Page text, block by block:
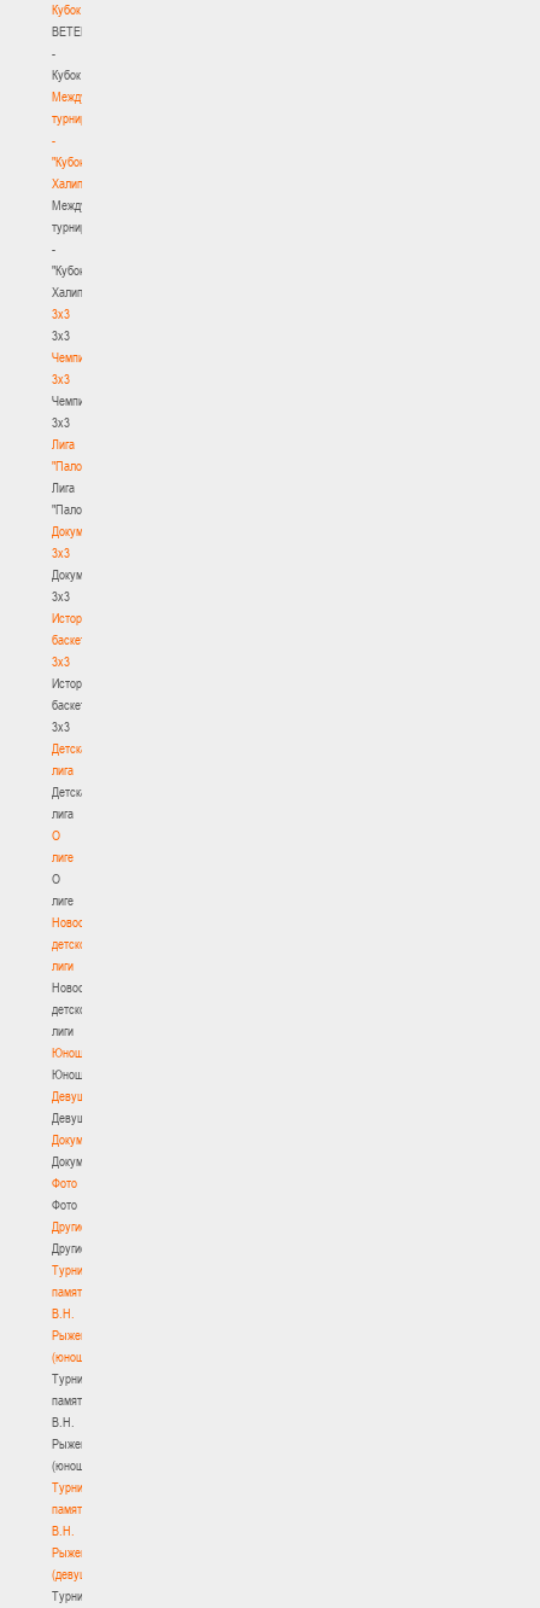
Кубок
BETERA
-
Кубок
Международный
турнир
-
"Кубок
Халипского"
Международный
турнир
-
"Кубок
Халипского"
3x3
3x3
Чемпионат
3х3
Чемпионат
3х3
Лига
"Палова"
Лига
"Палова"
Документы
3х3
Документы
3х3
История
баскетбола
3х3
История
баскетбола
3х3
Детская
лига
Детская
лига
О
лиге
О
лиге
Новости
детской
лиги
Новости
детской
лиги
Юноши
Юноши
Девушки
Девушки
Документы
Документы
Фото
Фото
Другие
Другие
Турнир
памяти
В.Н.
Рыженкова
(юноши)
Турнир
памяти
В.Н.
Рыженкова
(юноши)
Турнир
памяти
В.Н.
Рыженкова
(девушки)
Турнир